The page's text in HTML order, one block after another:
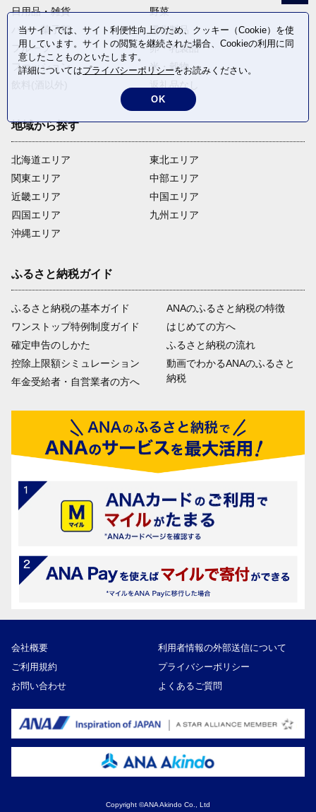
日用品・雑貨
野菜
パン・菓子類
電化製品
フルーツ
卵・乳製品
ファッション
米・穀物
地域から探す
北海道エリア
関東エリア
近畿エリア
四国エリア
沖縄エリア
東北エリア
中部エリア
中国エリア
九州エリア
ふるさと納税ガイド
ふるさと納税の基本ガイド
ワンストップ特例制度ガイド
確定申告のしかた
控除上限額シミュレーション
年金受給者・自営業者の方へ
ANAのふるさと納税の特徴
はじめての方へ
ふるさと納税の流れ
動画でわかるANAのふるさと
納税
会社概要
利用者情報の外部送信について
ご利用規約
プライバシーポリシー
お問い合わせ
よくあるご質問
Copyright ©ANA Akindo Co., Ltd
当サイトでは、サイト利便性向上のため、クッキー（Cookie）を使
用しています。サイトの閲覧を継続された場合、Cookieの利用に同
意したことものといたします。
詳細についてはプライバシーポリシーをお読みください。
OK